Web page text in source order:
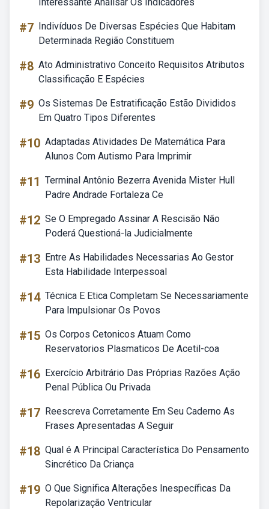
#7 Indivíduos De Diversas Espécies Que Habitam
Determinada Região Constituem
#8 Ato Administrativo Conceito Requisitos Atributos
Classificação E Espécies
#9 Os Sistemas De Estratificação Estão Divididos
Em Quatro Tipos Diferentes
#10 Adaptadas Atividades De Matemática Para
Alunos Com Autismo Para Imprimir
#11 Terminal Antônio Bezerra Avenida Mister Hull
Padre Andrade Fortaleza Ce
#12 Se O Empregado Assinar A Rescisão Não
Poderá Questioná-la Judicialmente
#13 Entre As Habilidades Necessarias Ao Gestor
Esta Habilidade Interpessoal
#14 Técnica E Etica Completam Se Necessariamente
Para Impulsionar Os Povos
#15 Os Corpos Cetonicos Atuam Como
Reservatorios Plasmaticos De Acetil-coa
#16 Exercício Arbitrário Das Próprias Razões Ação
Penal Pública Ou Privada
#17 Reescreva Corretamente Em Seu Caderno As
Frases Apresentadas A Seguir
#18 Qual é A Principal Característica Do Pensamento
Sincrético Da Criança
#19 O Que Significa Alterações Inespecíficas Da
Repolarização Ventricular